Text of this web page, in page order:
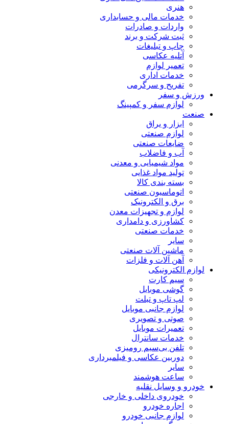
هنری
خدمات مالی و حسابداری
واردات و صادرات
ثبت شرکت و برند
چاپ و تبلیغات
آتلیه عکاسی
تعمیر لوازم
خدمات اداری
تفریح و سرگرمی
ورزش و سفر
لوازم سفر و کمپینگ
صنعت
ابزار و یراق
لوازم صنعتی
ضایعات صنعتی
آب و فاضلاب
مواد شیمیایی و معدنی
تولید مواد غذایی
بسته بندی کالا
اتوماسیون صنعتی
برق و الکترونیک
لوازم و تجهیزات معدن
کشاورزی و دامداری
خدمات صنعتی
سایر
ماشین آلات صنعتی
آهن آلات و فلزات
لوازم الکترونیکی
سیم کارت
گوشی موبایل
لپ تاپ و تبلت
لوازم جانبی موبایل
صوتی و تصویری
تعمیرات موبایل
خدمات سانترال
تلفن بی‌سیم رومیزی
دوربین عکاسی و فیلمبرداری
سایر
ساعت هوشمند
خودرو و وسایل نقلیه
خودروی داخلی و خارجی
اجاره خودرو
لوازم جانبی خودرو